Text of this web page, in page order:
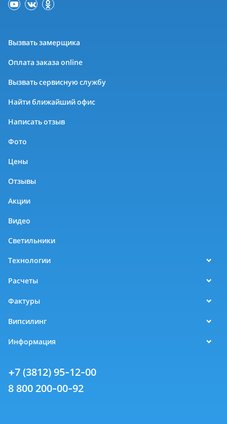
Вызвать замерщика
Оплата заказа online
Вызвать сервисную службу
Найти ближайший офис
Написать отзыв
Фото
Цены
Отзывы
Акции
Видео
Светильники
Технологии
Расчеты
Фактуры
Випсилинг
Информация
+7 (3812) 95-12-00
8 800 200-00-92